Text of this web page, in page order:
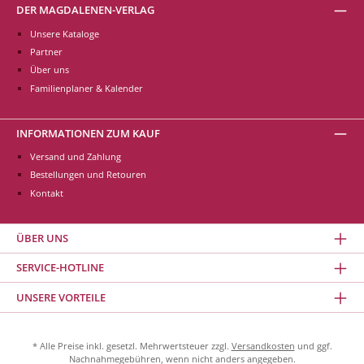
DER MAGDALENEN-VERLAG
Unsere Kataloge
Partner
Über uns
Familienplaner & Kalender
INFORMATIONEN ZUM KAUF
Versand und Zahlung
Bestellungen und Retouren
Kontakt
ÜBER UNS
SERVICE-HOTLINE
UNSERE VORTEILE
* Alle Preise inkl. gesetzl. Mehrwertsteuer zzgl. Versandkosten und ggf.
Nachnahmegebühren, wenn nicht anders angegeben.